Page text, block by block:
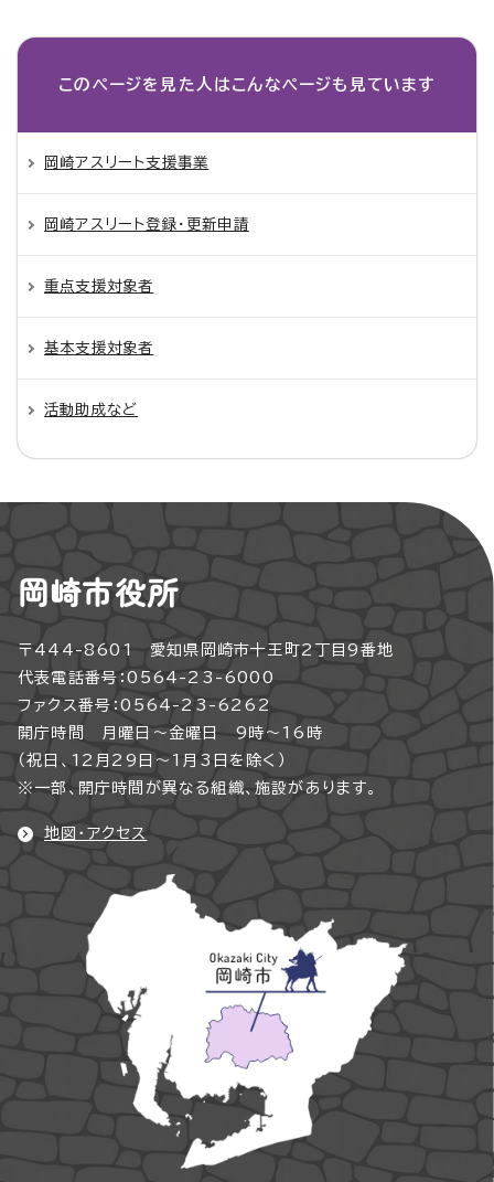
このページを見た人は こんなページも見ています
岡崎アスリート支援事業
岡崎アスリート登録・更新申請
重点支援対象者
基本支援対象者
活動助成など
岡崎市役所
〒444-8601 愛知県岡崎市十王町2丁目9番地
代表電話番号：0564-23-6000
ファクス番号：0564-23-6262
開庁時間 月曜日～金曜日 9時～16時
（祝日、12月29日～1月3日を除く）
※一部、開庁時間が異なる組織、施設があります。
地図・アクセス